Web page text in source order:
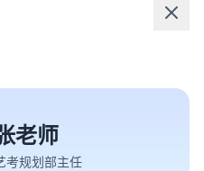
老师
考规划部主任